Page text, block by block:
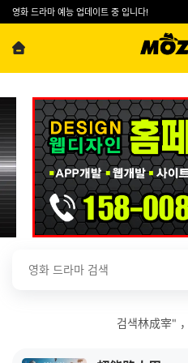
영화 드라마 예능 업데이트 중 입니다!
검색林成宰" ，